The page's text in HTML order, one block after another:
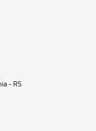
- RS